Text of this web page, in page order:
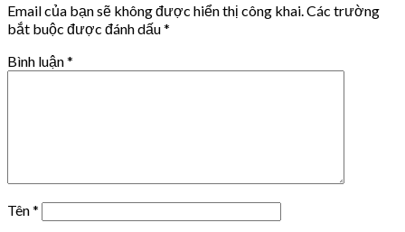
Email của bạn sẽ không được hiển thị công khai. Các trường
bắt buộc được đánh dấu*
Bình luận*
Tên*